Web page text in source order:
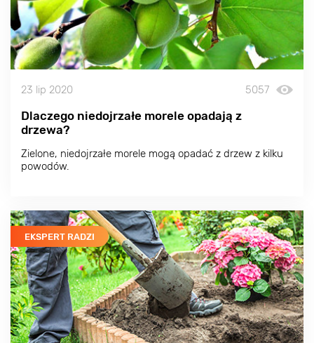
23 lip 2020 5057
Dlaczego niedojrzałe morele opadają z
drzewa?
Zielone, niedojrzałe morele mogą opadać z drzew z kilku
powodów.
EKSPERT RADZI